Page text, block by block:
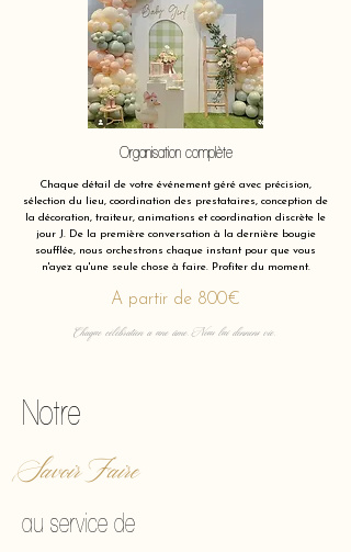
Organisation complète
Chaque détail de votre événement géré avec précision,
sélection du lieu, coordination des prestataires, conception de
la décoration, traiteur, animations et coordination discrète le
jour J. De la première conversation à la dernière bougie
soufflée, nous orchestrons chaque instant pour que vous
n'ayez qu'une seule chose à faire. Profiter du moment.
A partir de 800€
Chaque célébration a une âme. Nous lui donnons vie.
Notre
Savoir Faire
au service de